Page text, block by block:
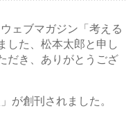
ェブマガジン「考える
した、松本太郎と申し
だき、ありがとうござ
が創刊されました。